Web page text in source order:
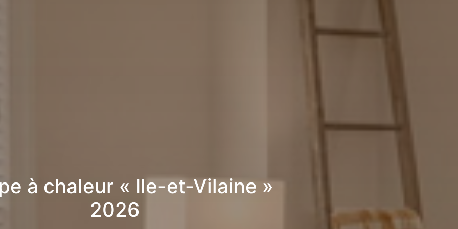
à chaleur « Ile-et-Vilaine »
2026